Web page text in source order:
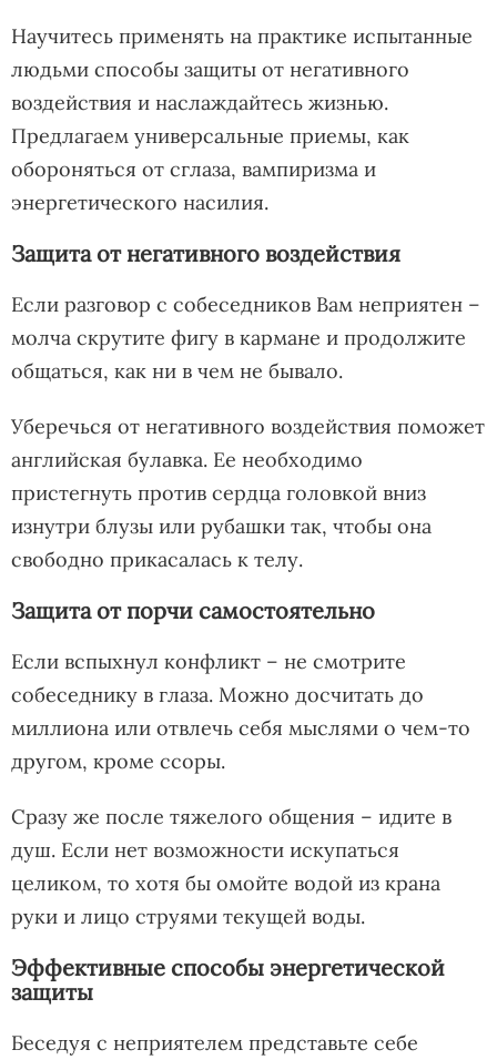
Научитесь применять на практике испытанные
людьми способы защиты от негативного
воздействия и наслаждайтесь жизнью.
Предлагаем универсальные приемы, как
обороняться от сглаза, вампиризма и
энергетического насилия.
Защита от негативного воздействия
Если разговор с собеседников Вам неприятен –
молча скрутите фигу в кармане и продолжите
общаться, как ни в чем не бывало.
Уберечься от негативного воздействия поможет
английская булавка. Ее необходимо
пристегнуть против сердца головкой вниз
изнутри блузы или рубашки так, чтобы она
свободно прикасалась к телу.
Защита от порчи самостоятельно
Если вспыхнул конфликт – не смотрите
собеседнику в глаза. Можно досчитать до
миллиона или отвлечь себя мыслями о чем-то
другом, кроме ссоры.
Сразу же после тяжелого общения – идите в
душ. Если нет возможности искупаться
целиком, то хотя бы омойте водой из крана
руки и лицо струями текущей воды.
Эффективные способы энергетической
защиты
Беседуя с неприятелем представьте себе